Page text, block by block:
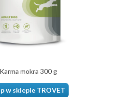
Karma mokra 300 g
w sklepie TROVET